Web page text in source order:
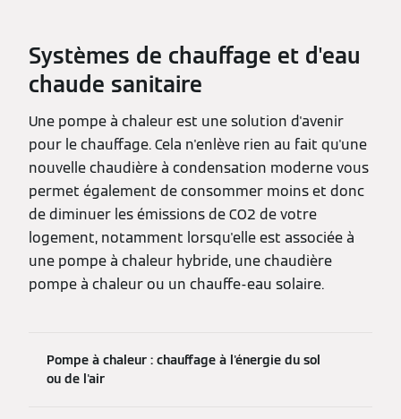
Systèmes de chauffage et d'eau
chaude sanitaire
Une pompe à chaleur est une solution d'avenir
pour le chauffage. Cela n'enlève rien au fait qu'une
nouvelle chaudière à condensation moderne vous
permet également de consommer moins et donc
de diminuer les émissions de CO2 de votre
logement, notamment lorsqu'elle est associée à
une pompe à chaleur hybride, une chaudière
pompe à chaleur ou un chauffe-eau solaire.
Pompe à chaleur : chauffage à l'énergie du sol
ou de l'air